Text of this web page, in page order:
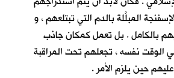
المبلَّلة بالدم التي تبتلعهم ، و
بالكامل . بل تعمل كمكان جاذب
الوقت نفسه ، تجعلهم تحت المراقبة
حين يلزم الأمر .